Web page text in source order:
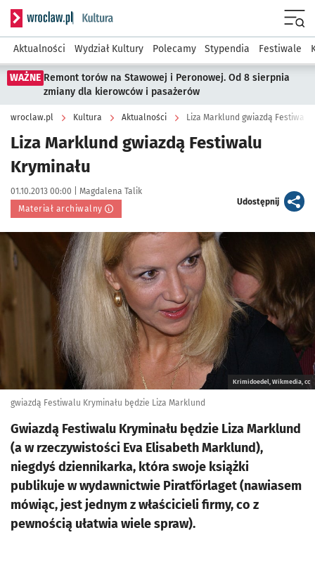
Serwis informacyjny wroclaw.pl podserwis: Kultura
Aktualności Wydział Kultury Polecamy Stypendia Festiwale
WAŻNE Remont torów na Stawowej i Peronowej. Od 8 sierpnia
zmiany dla kierowców i pasażerów
wroclaw.pl Kultura Aktualności Liza Marklund gwiazdą Festiwalu
Liza Marklund gwiazdą Festiwalu
Kryminału
Data publikacji:
01.10.2013 00:00 | Autor:
Magdalena Talik
Materiał archiwalny
Udostępnijartykuł
Kliknij, aby powiększyć
Krimidoedel, Wikmedia, cc
gwiazdą Festiwalu Kryminału będzie Liza Marklund
Gwiazdą Festiwalu Kryminału będzie Liza Marklund
(a w rzeczywistości Eva Elisabeth Marklund),
niegdyś dziennikarka, która swoje książki
publikuje w wydawnictwie Piratförlaget (nawiasem
mówiąc, jest jednym z właścicieli firmy, co z
pewnością ułatwia wiele spraw).